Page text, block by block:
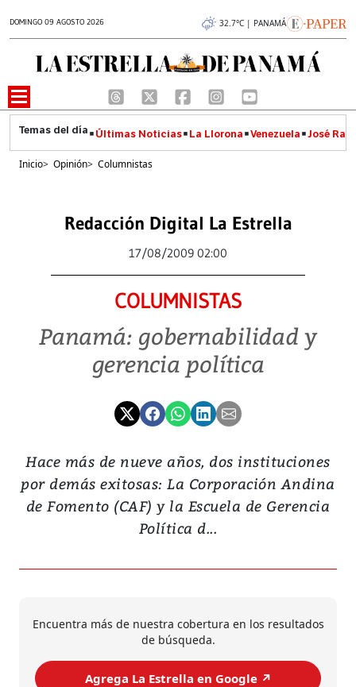
DOMINGO 09 AGOSTO 2026 32.7°C | PANAMÁ
Últimas Noticias La Llorona Venezuela José
Inicio> Opinión> Columnistas
Redacción Digital La Estrella
17/08/2009 02:00
COLUMNISTAS
Panamá: gobernabilidad y
gerencia política
Hace más de nueve años, dos instituciones
por demás exitosas: La Corporación Andina
de Fomento (CAF) y la Escuela de Gerencia
Política d...
Encuentra más de nuestra cobertura en los resultados
de búsqueda.
Agrega La Estrella en Google ↗️